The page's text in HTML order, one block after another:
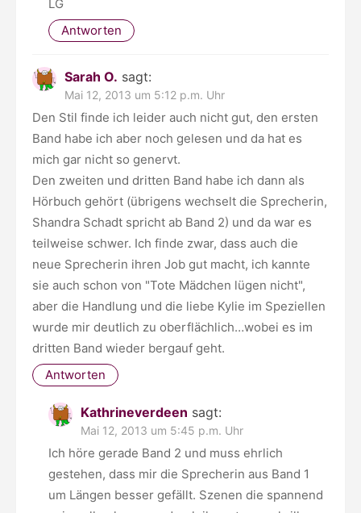
LG
Antworten
Sarah O. sagt:
Mai 12, 2013 um 5:12 p.m. Uhr
Den Stil finde ich leider auch nicht gut, den ersten
Band habe ich aber noch gelesen und da hat es
mich gar nicht so genervt.
Den zweiten und dritten Band habe ich dann als
Hörbuch gehört (übrigens wechselt die Sprecherin,
Shandra Schadt spricht ab Band 2) und da war es
teilweise schwer. Ich finde zwar, dass auch die
neue Sprecherin ihren Job gut macht, ich kannte
sie auch schon von "Tote Mädchen lügen nicht",
aber die Handlung und die liebe Kylie im Speziellen
wurde mir deutlich zu oberflächlich…wobei es im
dritten Band wieder bergauf geht.
Antworten
Kathrineverdeen sagt:
Mai 12, 2013 um 5:45 p.m. Uhr
Ich höre gerade Band 2 und muss ehrlich
gestehen, dass mir die Sprecherin aus Band 1
um Längen besser gefällt. Szenen die spannend